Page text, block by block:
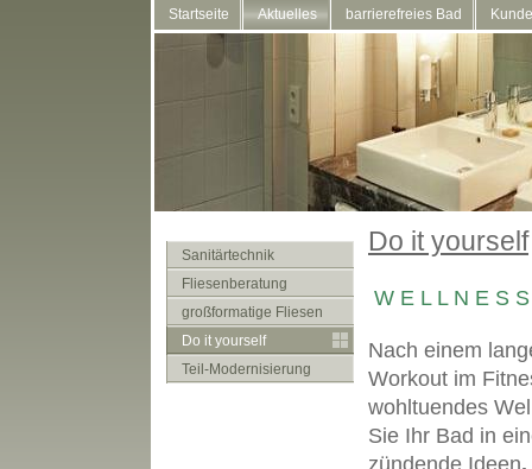
Startseite Aktuelles barrierefreies Bad
Sanitärtechnik
Fliesenberatung
großformatige Fliesen
Do it yourself
Teil-Modernisierung
Do it yourself
W E L L N E S S
Nach einem
Workout im
wohltuendes
Sie Ihr Bad in
zündende Ideen.